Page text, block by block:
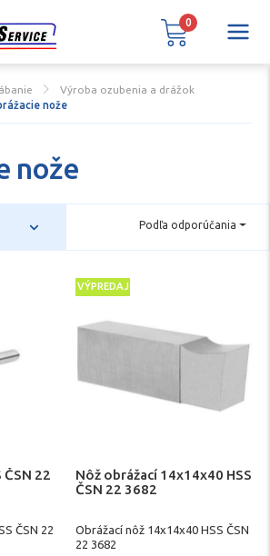
Výroba ozubenia a drážok
nože
nože
Podľa odporúčania
ČSN 22
ČSN 22
VÝPREDAJ
Nôž obrážací 14x14x40 HSS
ČSN 22 3682
Obrážací nôž 14x14x40 HSS ČSN
22 3682
0